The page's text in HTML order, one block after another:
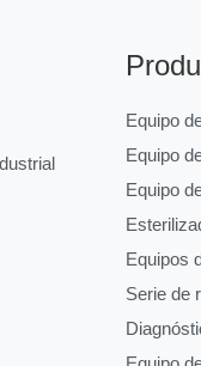
Equipo
Equipo
Equipo
Equipos
Serie de